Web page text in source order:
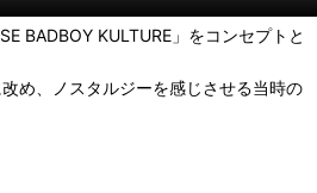
BADBOY KULTURE」をコンセプトと
め、ノスタルジーを感じさせる当時の